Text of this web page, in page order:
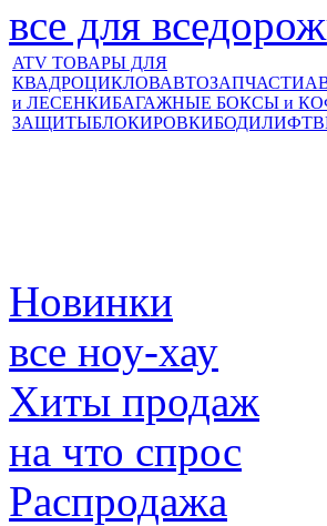
все для
ATV ТОВАРЫ ДЛЯ
КВАДРОЦИКЛОВАВТОЗАПЧАСТИ
и ЛЕСЕНКИБАГАЖНЫЕ БОКСЫ и
ЗАЩИТЫБЛОКИРОВКИБОДИЛИФТ
Новинки
все ноу-хау
Хиты продаж
на что спрос
Распродажа